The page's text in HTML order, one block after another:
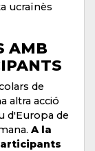
ucraïnès
AMB
de
altra acció
d'Europa de
A la